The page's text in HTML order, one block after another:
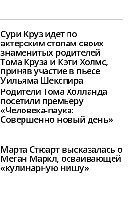
Сури Круз идет по
актерским стопам своих
знаменитых родителей
Тома Круза и Кэти Холмс,
приняв участие в пьесе
Уильяма Шекспира
Родители Тома Холланда
посетили премьеру
«Человека-паука:
Совершенно новый день»
Марта Стюарт высказалась о
Меган Маркл, осваивающей
«кулинарную нишу»